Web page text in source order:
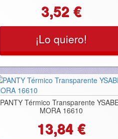
3,52 €
¡Lo quiero!
PANTY Térmico Transparente
MORA 16610
13,84 €